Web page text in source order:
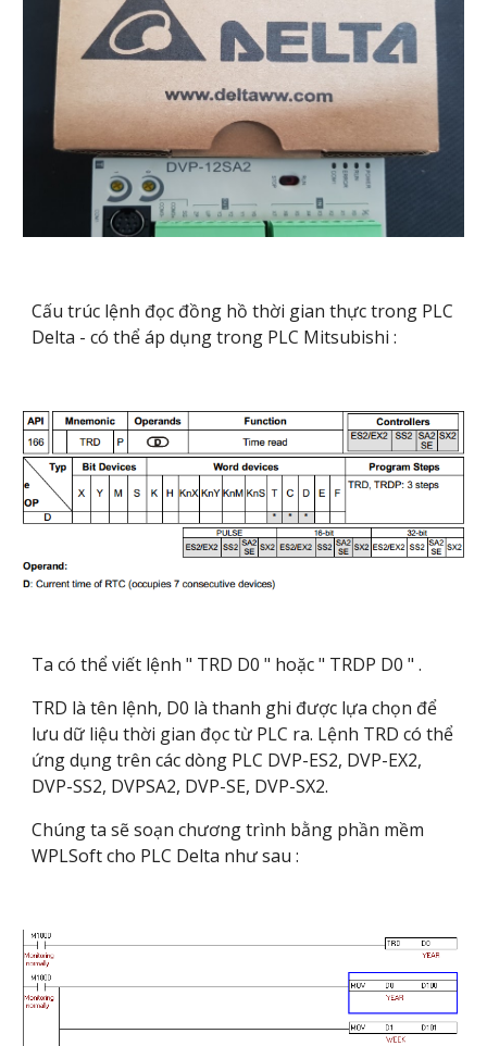
Cấu trúc lệnh đọc đồng hồ thời gian thực trong PLC
Delta - có thể áp dụng trong PLC Mitsubishi :
Ta có thể viết lệnh " TRD D0 " hoặc " TRDP D0 " .
TRD là tên lệnh, D0 là thanh ghi được lựa chọn để
lưu dữ liệu thời gian đọc từ PLC ra. Lệnh TRD có thể
ứng dụng trên các dòng PLC DVP-ES2, DVP-EX2,
DVP-SS2, DVPSA2, DVP-SE, DVP-SX2.
Chúng ta sẽ soạn chương trình bằng phần mềm
WPLSoft cho PLC Delta như sau :